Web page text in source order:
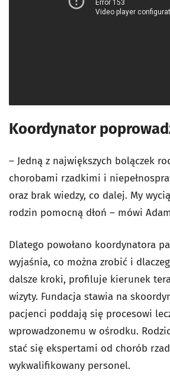
Koordynator
– Jedną z największych bolączek
chorobami rzadkimi i
oraz brak wiedzy, co dalej. My
rodzin pomocną dłoń – mówi
Dlatego powołano koordynatora
wyjaśnia, co można zrobić i
dalsze kroki, profiluje kierunek
wizyty. Fundacja stawia na
pacjenci poddają się procesowi
wprowadzonemu w ośrodku.
stać się ekspertami od chorób
wykwalifikowany personel.